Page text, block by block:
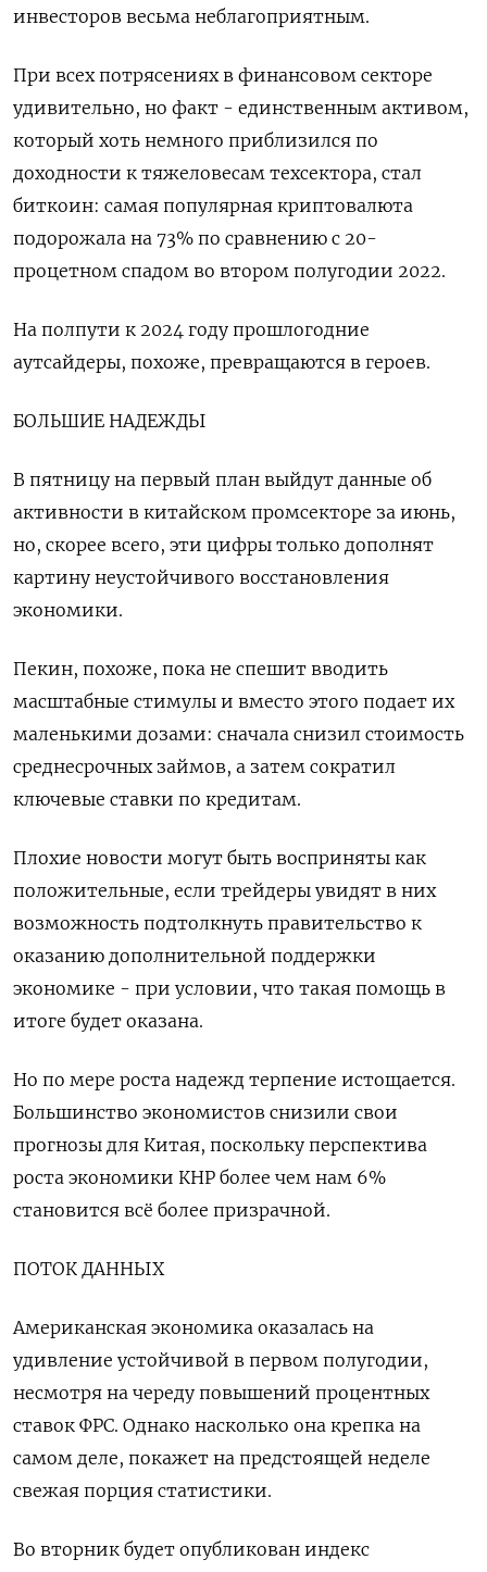
инвесторов весьма неблагоприятным.
При всех потрясениях в финансовом секторе
удивительно, но факт - единственным активом,
который хоть немного приблизился по
доходности к тяжеловесам техсектора, стал
биткоин: самая популярная криптовалюта
подорожала на 73% по сравнению с 20-
процетном спадом во втором полугодии 2022.
На полпути к 2024 году прошлогодние
аутсайдеры, похоже, превращаются в героев.
БОЛЬШИЕ НАДЕЖДЫ
В пятницу на первый план выйдут данные об
активности в китайском промсекторе за июнь,
но, скорее всего, эти цифры только дополнят
картину неустойчивого восстановления
экономики.
Пекин, похоже, пока не спешит вводить
масштабные стимулы и вместо этого подает их
маленькими дозами: сначала снизил стоимость
среднесрочных займов, а затем сократил
ключевые ставки по кредитам.
Плохие новости могут быть восприняты как
положительные, если трейдеры увидят в них
возможность подтолкнуть правительство к
оказанию дополнительной поддержки
экономике - при условии, что такая помощь в
итоге будет оказана.
Но по мере роста надежд терпение истощается.
Большинство экономистов снизили свои
прогнозы для Китая, поскольку перспектива
роста экономики КНР более чем нам 6%
становится всё более призрачной.
ПОТОК ДАННЫХ
Американская экономика оказалась на
удивление устойчивой в первом полугодии,
несмотря на череду повышений процентных
ставок ФРС. Однако насколько она крепка на
самом деле, покажет на предстоящей неделе
свежая порция статистики.
Во вторник будет опубликован индекс